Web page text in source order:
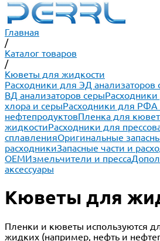
Главная
/
Каталог товаров
/
Кюветы для жидкости
Расходники для ЭД анализаторов
ВД анализаторов серы
хлора и серыРасходники для РФА
нефтепродуктовПленка для кювет
жидкостиРасходники для
сплавленияОригинальные
расходникиЗапасные части и
ОЕМИзмельчители и пресса
аксессуары
Кюветы для
Пленки и кюветы используются
жидких (например, нефть и